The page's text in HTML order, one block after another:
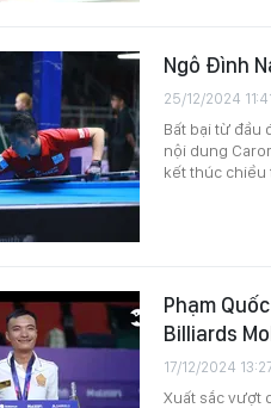
Ngô Đình
25/12/2024
Bất bại từ đầu
nội dung
kết thúc chiều
Phạm
Billiards
17/12/2024
Xuất sắc vượt